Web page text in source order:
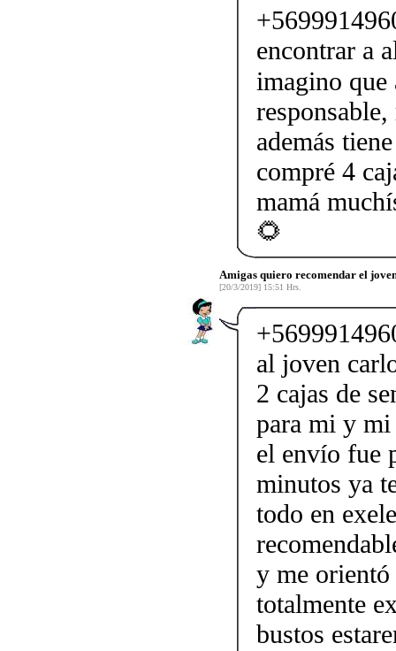
encontrar a
imagino
además
compré 4
mamá
🌻
Amigas quiero recomendar el
[20/3/2019] 15:51 Hrs.
al joven
2 cajas de
para mi y mi
el envío fue
minutos ya
todo en
y me orientó
totalmente
bustos